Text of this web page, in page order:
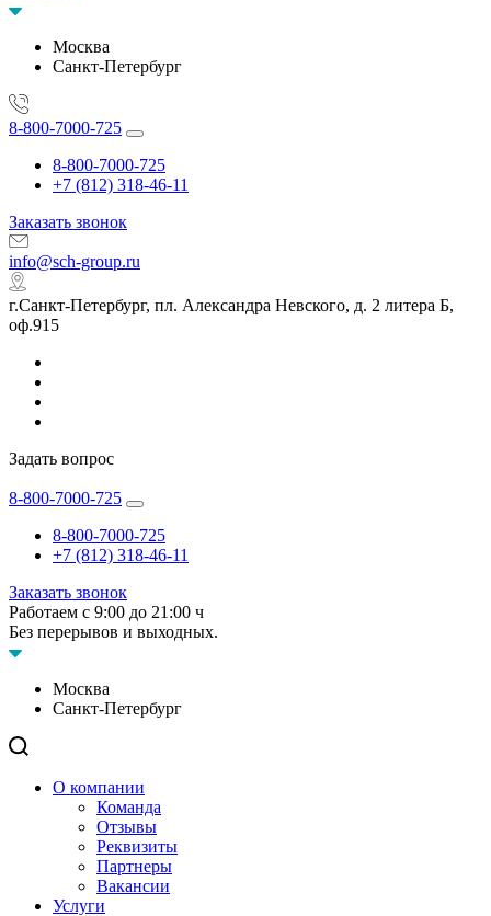
Москва
Санкт-Петербург
8-800-7000-725
8-800-7000-725
+7 (812) 318-46-11
Заказать звонок
info@sch-group.ru
г.Санкт-Петербург, пл. Александра Невского, д. 2 литера Б,
оф.915
Задать вопрос
8-800-7000-725
8-800-7000-725
+7 (812) 318-46-11
Заказать звонок
Работаем с 9:00 до 21:00 ч
Без перерывов и выходных.
Москва
Санкт-Петербург
О компании
Команда
Отзывы
Реквизиты
Партнеры
Вакансии
Услуги